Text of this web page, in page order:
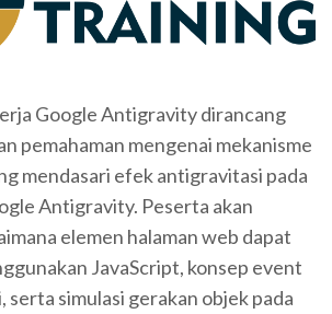
Google Antigravity dirancang
pemahaman mengenai mekanisme
mendasari efek antigravitasi pada
Antigravity. Peserta akan
elemen halaman web dapat
JavaScript, konsep event
serta simulasi gerakan objek pada